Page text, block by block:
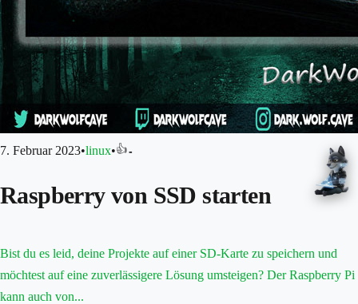
7. Februar 2023•linux•👍-
Raspberry von SSD starten
Bist du es leid, deine Projekte auf einer SD-Karte zu speichern und
möchtest auf eine zuverlässigere Lösung umsteigen? Der Raspberry Pi
kann auch von...